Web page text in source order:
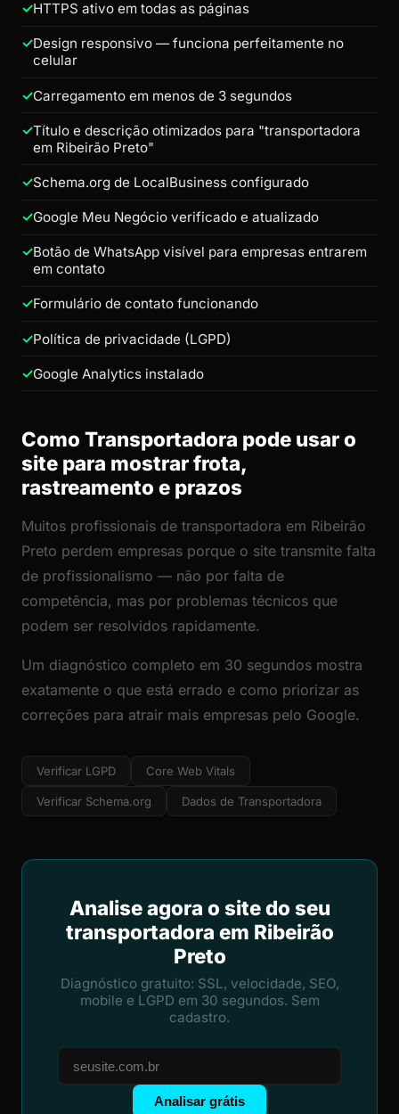
HTTPS ativo em todas as páginas
Design responsivo — funciona perfeitamente no
celular
Carregamento em menos de 3 segundos
Título e descrição otimizados para "transportadora
em Ribeirão Preto"
Schema.org de LocalBusiness configurado
Google Meu Negócio verificado e atualizado
Botão de WhatsApp visível para empresas entrarem
em contato
Formulário de contato funcionando
Política de privacidade (LGPD)
Google Analytics instalado
Como Transportadora pode usar o
site para mostrar frota,
rastreamento e prazos
Muitos profissionais de transportadora em Ribeirão
Preto perdem empresas porque o site transmite falta
de profissionalismo — não por falta de
competência, mas por problemas técnicos que
podem ser resolvidos rapidamente.
Um diagnóstico completo em 30 segundos mostra
exatamente o que está errado e como priorizar as
correções para atrair mais empresas pelo Google.
Verificar LGPD Core Web Vitals
Verificar Schema.org Dados de Transportadora
Analise agora o site do seu
transportadora em Ribeirão
Preto
Diagnóstico gratuito: SSL, velocidade, SEO,
mobile e LGPD em 30 segundos. Sem
cadastro.
Analisar grátis